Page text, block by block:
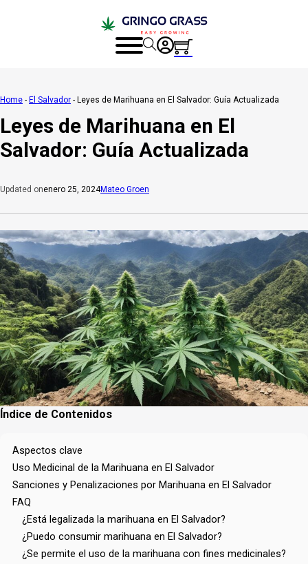
Home - El Salvador - Leyes de Marihuana en El Salvador: Guía Actualizada
Leyes de Marihuana en El
Salvador: Guía Actualizada
Updated onenero 25, 2024Mateo Groen
Índice de Contenidos
Aspectos clave
Uso Medicinal de la Marihuana en El Salvador
Sanciones y Penalizaciones por Marihuana en El Salvador
FAQ
¿Está legalizada la marihuana en El Salvador?
¿Puedo consumir marihuana en El Salvador?
¿Se permite el uso de la marihuana con fines medicinales?